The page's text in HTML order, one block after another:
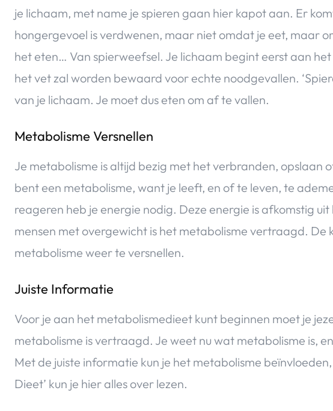
je lichaam, met name je spieren gaan hier kapot aan. Er
hongergevoel is verdwenen, maar niet omdat je eet, maar
het eten… Van spierweefsel. Je lichaam begint eerst aan
het vet zal worden bewaard voor echte noodgevallen.
van je lichaam. Je moet dus eten om af te vallen.
Metabolisme Versnellen
Je metabolisme is altijd bezig met het verbranden, opslaan
bent een metabolisme, want je leeft, en of te leven, te
reageren heb je energie nodig. Deze energie is afkomstig
mensen met overgewicht is het metabolisme vertraagd. De
metabolisme weer te versnellen.
Juiste Informatie
Voor je aan het metabolismedieet kunt beginnen moet je
metabolisme is vertraagd. Je weet nu wat metabolisme is,
Met de juiste informatie kun je het metabolisme
Dieet’ kun je hier alles over lezen.